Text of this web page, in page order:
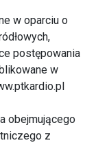
w oparciu o
postępowania
w
obejmującego
z